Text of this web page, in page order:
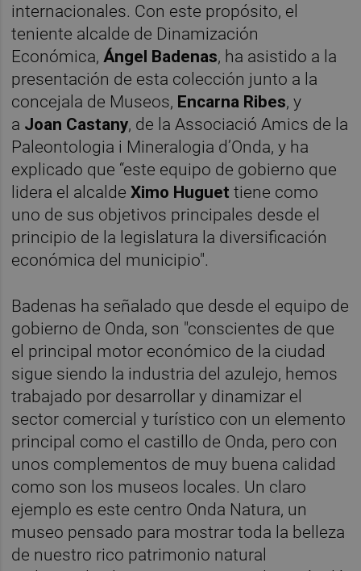
internacionales. Con este propósito, el
teniente alcalde de Dinamización
Económica, Ángel Badenas, ha asistido a la
presentación de esta colección junto a la
concejala de Museos, Encarna Ribes, y
a Joan Castany, de la Associació Amics de la
Paleontologia i Mineralogia d’Onda, y ha
explicado que “este equipo de gobierno que
lidera el alcaldeXimo Huguet tiene como
uno de sus objetivos principales desde el
principio de la legislatura la diversificación
económica del municipio".
Badenas ha señalado que desde el equipo de
gobierno de Onda, son "conscientes de que
el principal motor económico de la ciudad
sigue siendo la industria del azulejo, hemos
trabajado por desarrollar y dinamizar el
sector comercial y turístico con un elemento
principal como el castillo de Onda, pero con
unos complementos de muy buena calidad
como son los museos locales. Un claro
ejemplo es este centro Onda Natura, un
museo pensado para mostrar toda la belleza
de nuestro rico patrimonio natural